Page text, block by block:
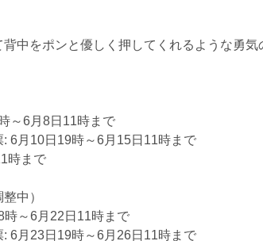
中をポンと優しく押してくれるような勇気
～6月8日11時まで
6月10日19時～6月15日11時まで
時まで
中）
時～6月22日11時まで
6月23日19時～6月26日11時まで